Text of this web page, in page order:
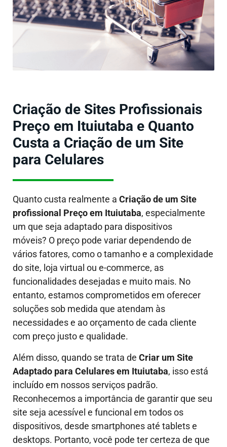
Criação de Sites Profissionais
Preço em Ituiutaba e Quanto
Custa a Criação de um Site
para Celulares
Quanto custa realmente a Criação de um Site
profissional Preço em Ituiutaba, especialmente
um que seja adaptado para dispositivos
móveis? O preço pode variar dependendo de
vários fatores, como o tamanho e a complexidade
do site, loja virtual ou e-commerce, as
funcionalidades desejadas e muito mais. No
entanto, estamos comprometidos em oferecer
soluções sob medida que atendam às
necessidades e ao orçamento de cada cliente
com preço justo e qualidade.
Além disso, quando se trata de Criar um Site
Adaptado para Celulares em Ituiutaba, isso está
incluído em nossos serviços padrão.
Reconhecemos a importância de garantir que seu
site seja acessível e funcional em todos os
dispositivos, desde smartphones até tablets e
desktops. Portanto, você pode ter certeza de que